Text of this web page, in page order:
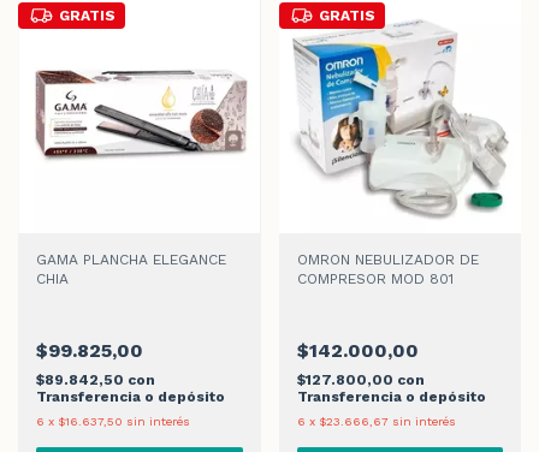
GRATIS
GAMA PLANCHA ELEGANCE
CHIA
$99.825,00
$89.842,50 con
Transferencia o depósito
6 x $16.637,50 sin interés
GRATIS
OMRON NEBULIZADOR DE
COMPRESOR MOD 801
$142.000,00
$127.800,00 con
Transferencia o depósito
6 x $23.666,67 sin interés